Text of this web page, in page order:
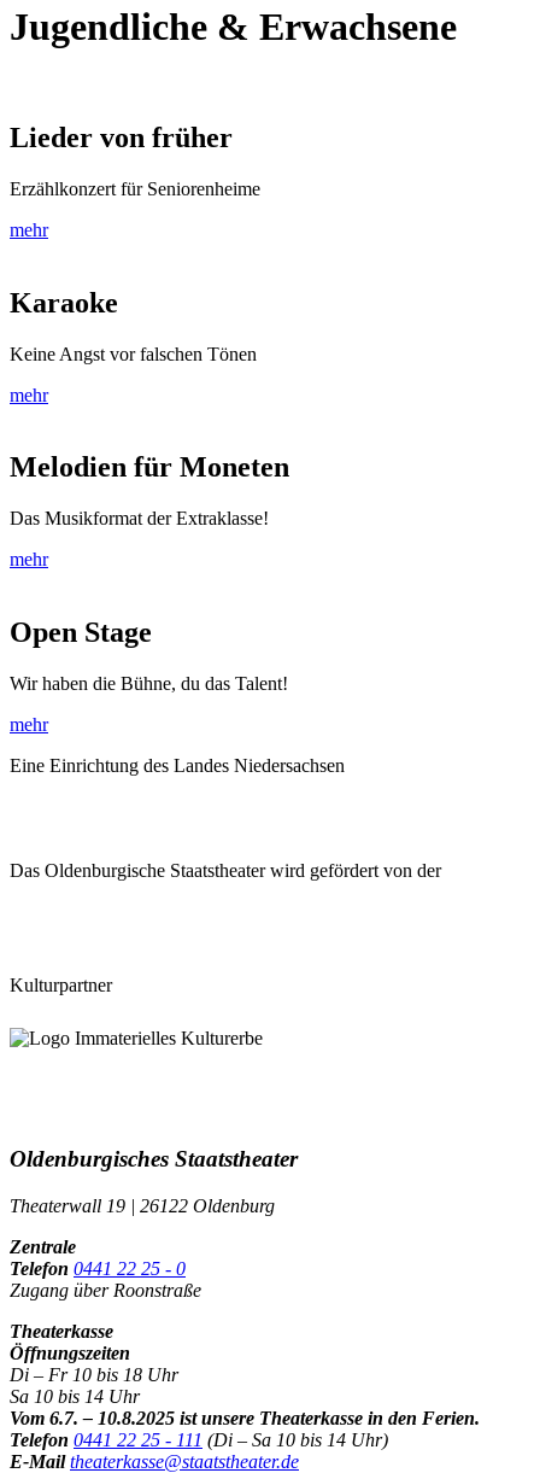
Jugendliche & Erwachsene
Lieder von früher
Erzählkonzert für Seniorenheime
mehr
Karaoke
Keine Angst vor falschen Tönen
mehr
Melodien für Moneten
Das Musikformat der Extraklasse!
mehr
Open Stage
Wir haben die Bühne, du das Talent!
mehr
Eine Einrichtung des Landes Niedersachsen
Das Oldenburgische Staatstheater wird gefördert von der
Kulturpartner
Oldenburgisches Staatstheater
Theaterwall 19 | 26122 Oldenburg
Zentrale
Telefon 0441 22 25 - 0
Zugang über Roonstraße
Theaterkasse
Öffnungszeiten
Di – Fr 10 bis 18 Uhr
Sa 10 bis 14 Uhr
Vom 6.7. – 10.8.2025 ist unsere Theaterkasse in den Ferien.
Telefon 0441 22 25 - 111 (Di – Sa 10 bis 14 Uhr)
E-Mail theaterkasse@staatstheater.de